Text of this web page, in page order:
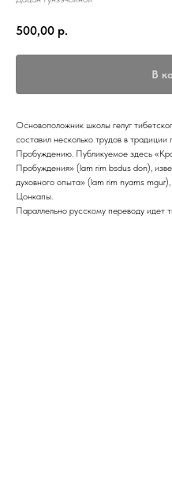
500,00 р.
В
Основоположник школы гелуг
составил несколько трудов в
Пробуждению. Публикуемое здесь
Пробуждения» (lam rim bsdus don),
духовного опыта» (lam rim nyams
Цонкапы.
Параллельно русскому переводу идет